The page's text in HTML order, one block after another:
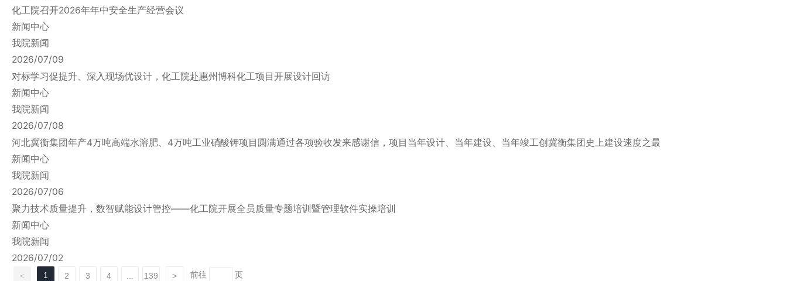
化工院召开2026年年中安全生产经营会议
新闻中心
我院新闻
2026/07/09
对标学习促提升、深入现场优设计，化工院赴惠州博科化工项目开展设计回访
新闻中心
我院新闻
2026/07/08
河北冀衡集团年产4万吨高端水溶肥、4万吨工业硝酸钾项目圆满通过各项验收发来感谢信，项目当年设计、当年建设、当年竣工创冀衡集团史上建设速度之最
新闻中心
我院新闻
2026/07/06
聚力技术质量提升，数智赋能设计管控——化工院开展全员质量专题培训暨管理软件实操培训
新闻中心
我院新闻
2026/07/02
< 1 2 3 4 ... 139 > 前往 页